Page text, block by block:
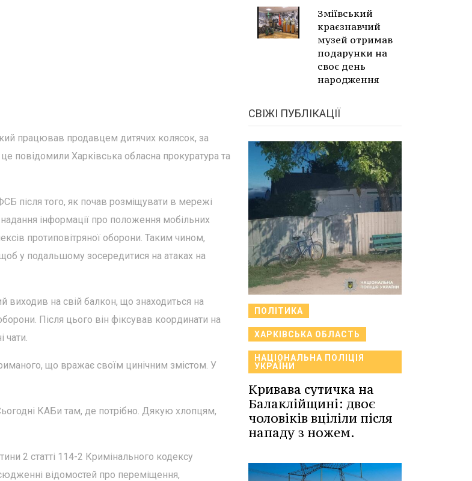
працював продавцем дитячих колясок, за
повідомили Харківська обласна прокуратура та
після того, як почав розміщувати в мережі
інформації про положення мобільних
протиповітряної оборони. Таким чином,
у подальшому зосередитися на атаках на
виходив на свій балкон, що знаходиться на
Після цього він фіксував координати на
чати.
що вражає своїм цинічним змістом. У
КАБи там, де потрібно. Дякую хлопцям,
2 статті 114-2 Кримінального кодексу
відомостей про переміщення,
Зміївський
краєзнавчий
музей отримав
подарунки на
своє день
народження
СВІЖІ ПУБЛІКАЦІЇ
ПОЛІТИКА
ХАРКІВСЬКА ОБЛАСТЬ
НАЦІОНАЛЬНА ПОЛІЦІЯ
УКРАЇНИ
Кривава сутичка на
Балаклійщині: двоє
чоловіків вціліли після
нападу з ножем.